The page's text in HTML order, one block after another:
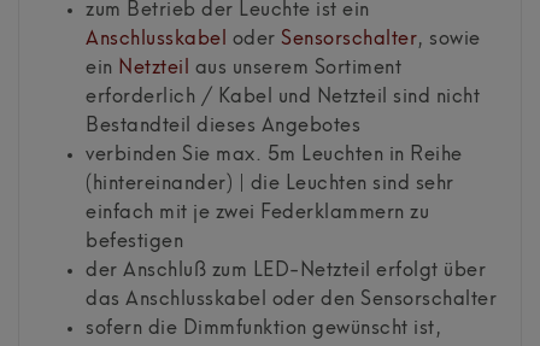
zum Betrieb der Leuchte ist ein
Anschlusskabel
oder Sensorschalter, sowie
ein Netzteil
aus unserem Sortiment
erforderlich / Kabel und Netzteil sind nicht
Bestandteil dieses Angebotes
verbinden Sie max. 5m Leuchten in Reihe
(hintereinander) | die Leuchten sind sehr
einfach mit je zwei Federklammern zu
befestigen
der Anschluß zum LED-Netzteil erfolgt über
das Anschlusskabel oder den Sensorschalter
sofern die Dimmfunktion gewünscht ist,